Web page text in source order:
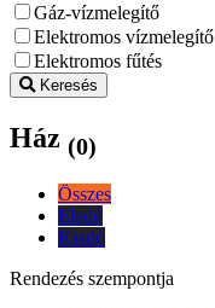
Gáz-vízmelegítő
Elektromos vízmelegítő
Elektromos fűtés
Keresés
Ház (0)
Összes
Eladó
Kiadó
Rendezés szempontja